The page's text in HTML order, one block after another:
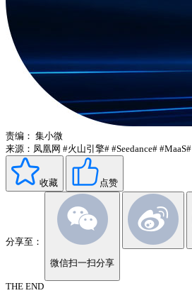
责编： 集小微
来源：凤凰网 #火山引擎# #Seedance# #MaaS#
收藏 点赞
分享至：
微信扫一扫分享
THE END